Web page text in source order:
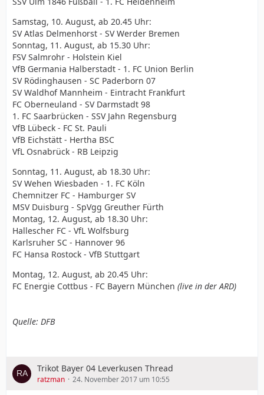
Samstag, 10. August, ab 20.45 Uhr:
SV Atlas Delmenhorst - SV Werder Bremen
Sonntag, 11. August, ab 15.30 Uhr:
FSV Salmrohr - Holstein Kiel
VfB Germania Halberstadt - 1. FC Union Berlin
SV Rödinghausen - SC Paderborn 07
SV Waldhof Mannheim - Eintracht Frankfurt
FC Oberneuland - SV Darmstadt 98
1. FC Saarbrücken - SSV Jahn Regensburg
VfB Lübeck - FC St. Pauli
VfB Eichstätt - Hertha BSC
VfL Osnabrück - RB Leipzig
Sonntag, 11. August, ab 18.30 Uhr:
SV Wehen Wiesbaden - 1. FC Köln
Chemnitzer FC - Hamburger SV
MSV Duisburg - SpVgg Greuther Fürth
Montag, 12. August, ab 18.30 Uhr:
Hallescher FC - VfL Wolfsburg
Karlsruher SC - Hannover 96
FC Hansa Rostock - VfB Stuttgart
Montag, 12. August, ab 20.45 Uhr:
FC Energie Cottbus - FC Bayern München (live in der ARD)
Quelle: DFB
Trikot Bayer 04 Leverkusen Thread
ratzman 24. November 2017 um 10:55